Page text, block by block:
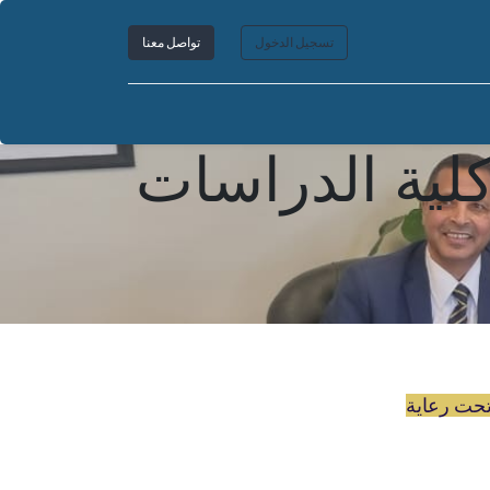
تسجيل الدخول تواصل معنا
الدراسات
رعاية